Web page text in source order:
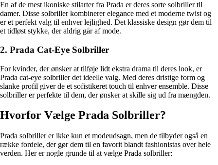
En af de mest ikoniske stilarter fra Prada er deres sorte solbriller til
damer. Disse solbriller kombinerer elegance med et moderne twist og
er et perfekt valg til enhver lejlighed. Det klassiske design gør dem til
et tidløst stykke, der aldrig går af mode.
2. Prada Cat-Eye Solbriller
For kvinder, der ønsker at tilføje lidt ekstra drama til deres look, er
Prada cat-eye solbriller det ideelle valg. Med deres dristige form og
slanke profil giver de et sofistikeret touch til enhver ensemble. Disse
solbriller er perfekte til dem, der ønsker at skille sig ud fra mængden.
Hvorfor Vælge Prada Solbriller?
Prada solbriller er ikke kun et modeudsagn, men de tilbyder også en
række fordele, der gør dem til en favorit blandt fashionistas over hele
verden. Her er nogle grunde til at vælge Prada solbriller: